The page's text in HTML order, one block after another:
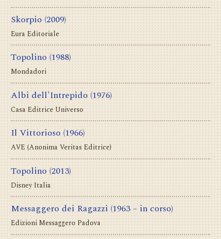
Skorpio (2009)
Eura Editoriale
Topolino (1988)
Mondadori
Albi dell'Intrepido (1976)
Casa Editrice Universo
Il Vittorioso (1966)
AVE (Anonima Veritas Editrice)
Topolino (2013)
Disney Italia
Messaggero dei Ragazzi (1963 – in corso)
Edizioni Messaggero Padova